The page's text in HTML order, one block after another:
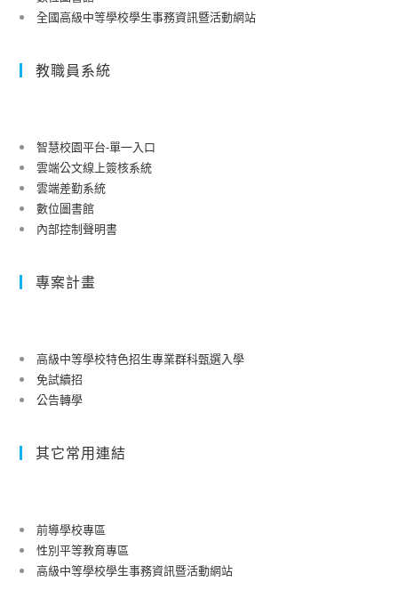
全國高級中等學校學生事務資訊暨活動網站
教職員系統
智慧校園平台-單一入口
雲端公文線上簽核系統
雲端差勤系統
數位圖書館
內部控制聲明書
專案計畫
高級中等學校特色招生專業群科甄選入學
免試續招
公告轉學
其它常用連結
前導學校專區
性別平等教育專區
高級中等學校學生事務資訊暨活動網站